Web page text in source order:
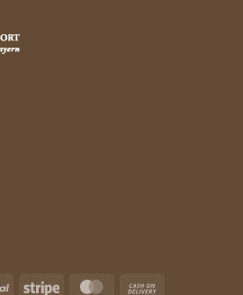
PayPal Stripe MasterCard